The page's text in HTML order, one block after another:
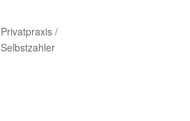
Privatpraxis /
Selbstzahler